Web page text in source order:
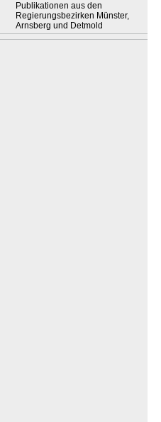
Publikationen aus den
Regierungsbezirken Münster,
Arnsberg und Detmold